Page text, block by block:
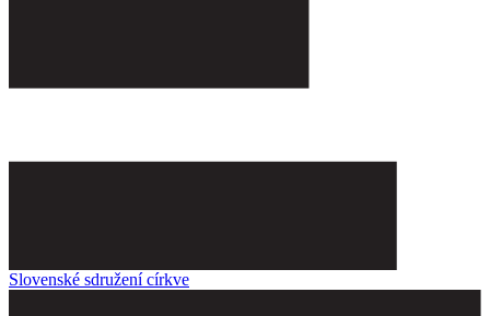
Slovenské sdružení církve